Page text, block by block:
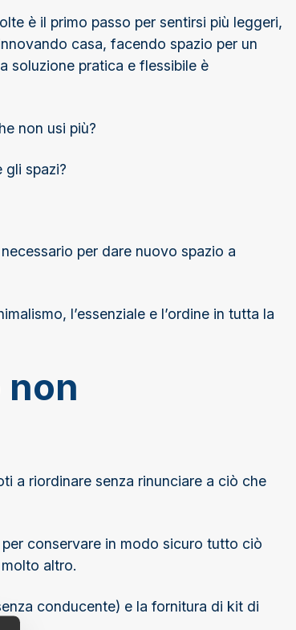
è il primo passo per sentirsi più leggeri,
casa, facendo spazio per un
soluzione pratica e flessibile è
non usi più?
gli spazi?
per dare nuovo spazio a
l’essenziale e l’ordine in tutta la
non
a riordinare senza rinunciare a ciò che
conservare in modo sicuro tutto ciò
altro.
conducente) e la fornitura di kit di